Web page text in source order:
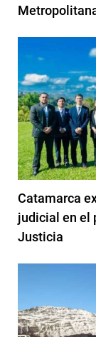
Catamarca
judicial en el
Justicia